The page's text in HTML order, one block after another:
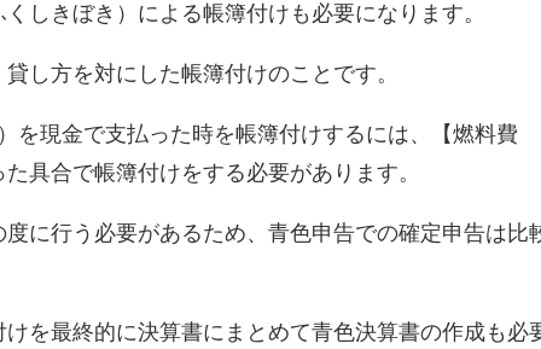
しきぼき）による帳簿付けも必要になります。
し方を対にした帳簿付けのことです。
を現金で支払った時を帳簿付けするには、【燃料費
具合で帳簿付けをする必要があります。
に行う必要があるため、青色申告での確定申告は比
を最終的に決算書にまとめて青色決算書の作成も必